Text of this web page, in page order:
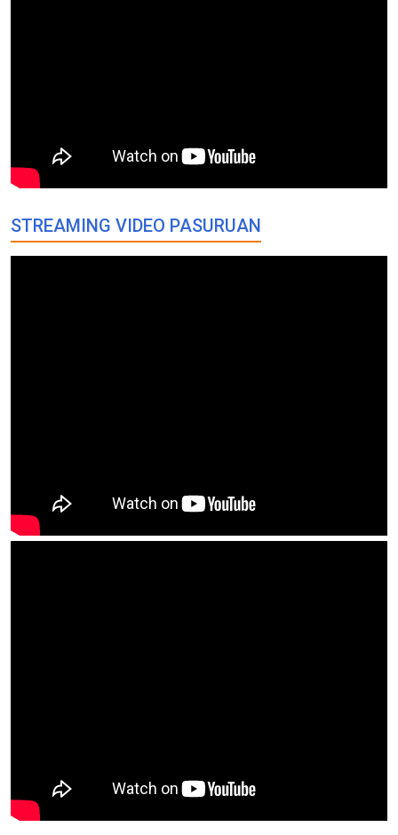
STREAMING VIDEO PASURUAN